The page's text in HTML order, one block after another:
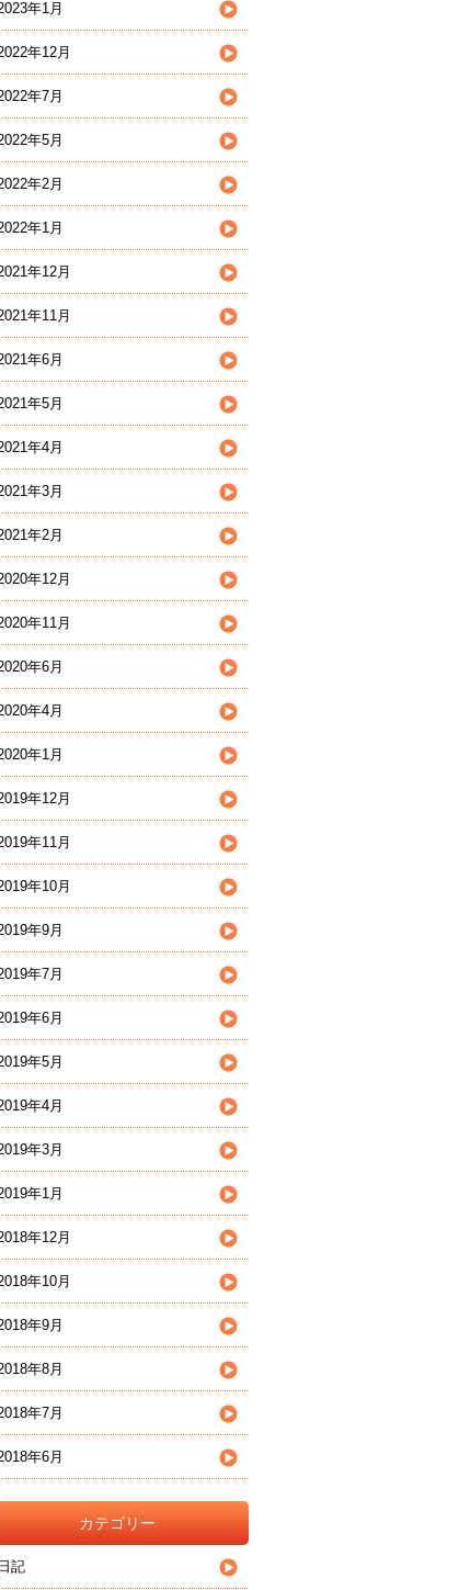
年1月
年12月
年7月
年5月
年2月
年1月
年12月
年11月
年6月
年5月
年4月
年3月
年2月
年12月
年11月
年6月
年4月
年1月
年12月
年11月
年10月
年9月
年7月
年6月
年5月
年4月
年3月
年1月
年12月
年10月
年9月
年8月
年7月
年6月
カテゴリー
日記